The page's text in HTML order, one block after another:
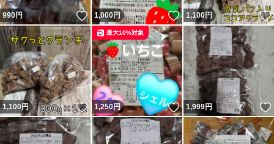
990円 いいね！
1,000円 いいね！
1,100円
1,100円 いいね！
1,250円 いいね！
最大10%対象
1,999円